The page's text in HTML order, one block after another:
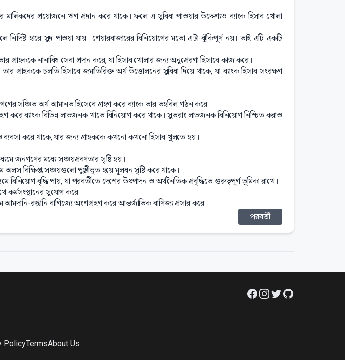
মালিকদের প্রয়োজনে ঋণ প্রদান করে থাকে। ফলে এ সুবিধা পাওয়ার উদ্দেশ্যও ব্যাংক হিসাব খোলা
নির্দিষ্ট হারে সুদ পাওয়া যায়। শেয়ারবাজারের বিনিয়োগের মতো এটা ঝুঁকিপূর্ণ নয়। তাই এটি একটি
গ্রাহককে নানাবিধ সেবা প্রদান করে, যা হিসাব খোলার জন্য অনুপ্রেরণা হিসাবে কাজ করে।
গ্রাহককে চলতি হিসাবে জমাতিরিক্ত অর্থ উত্তোলনের সুবিধা দিয়ে থাকে, যা ব্যাংক হিসাব সংরক্ষণ
সঞ্চিত অর্থ আমানত হিসেবে গ্রহণ করে ব্যাংক তার তহবিল গঠন করে।
করে ব্যাংক বিভিন্ন লাভজনক খাতে বিনিয়োগ করে থাকে। সুতরাং লাভজনক বিনিয়োগ নিশ্চিত করাও
ব্যবসা করে থাকে, যার জন্য গ্রাহককে কখনো কখনো হিসাব খুলতে হয়।
জনগণের মধ্যে সঞ্চয়প্রবণতার সৃষ্টি হয়।
অলস বিক্ষিপ্ত সঞ্চয়গুলো পুঞ্জীভূত হয়ে মূলধন সৃষ্টি করে থাকে।
বিনিয়োগ বৃদ্ধি পায়, যা পরবর্তীতে দেশের উৎপাদন ও অর্থনৈতিক প্রবৃদ্ধিতে গুরুত্বপূর্ণ ভূমিকা রাখে।
কর্মসংস্থানের সুযোগ করে।
আমদানি-রপ্তানি বাণিজ্যে অংশগ্রহণ করে আন্তর্জাতিক বাণিজ্য প্রসার করে।
পরবর্তী
Facebook
Instagram
Twitter
GitHub
PolicyTermsAbout Us